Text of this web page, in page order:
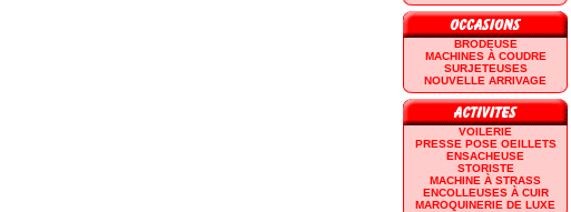
BRODEUSE
MACHINES À COUDRE
SURJETEUSES
NOUVELLE ARRIVAGE
VOILERIE
PRESSE POSE OEILLETS
ENSACHEUSE
STORISTE
MACHINE À STRASS
ENCOLLEUSES À CUIR
MAROQUINERIE DE LUXE